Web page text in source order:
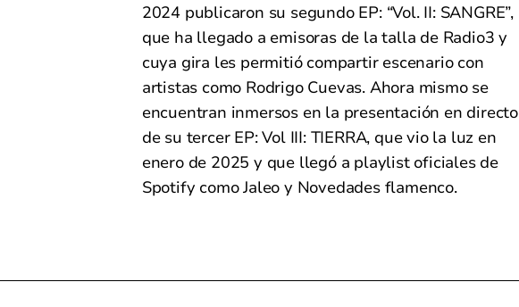
2024 publicaron su segundo EP: “Vol. II: SANGRE”,
que ha llegado a emisoras de la talla de Radio3 y
cuya gira les permitió compartir escenario con
artistas como Rodrigo Cuevas. Ahora mismo se
encuentran inmersos en la presentación en directo
de su tercer EP: Vol III: TIERRA, que vio la luz en
enero de 2025 y que llegó a playlist oficiales de
Spotify como Jaleo y Novedades flamenco.